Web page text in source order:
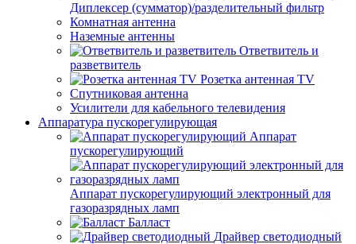
Диплексер (сумматор)/разделительный фильтр
Комнатная антенна
Наземные антенны
Ответвитель и
разветвитель
Розетка антенная TV
Спутниковая антенна
Усилители для кабельного телевидения
Аппаратура пускорегулирующая
Аппарат
пускорегулирующий
Аппарат пускорегулирующий электронный для
газоразрядных ламп
Балласт
Драйвер светодиодный